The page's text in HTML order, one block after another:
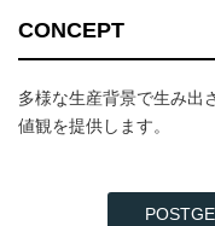
CONCEPT
多様な生産背景で生み出
値観を提供します。